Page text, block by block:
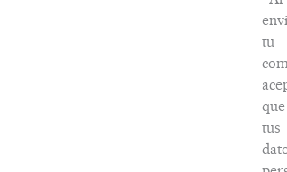
tu
que
tus